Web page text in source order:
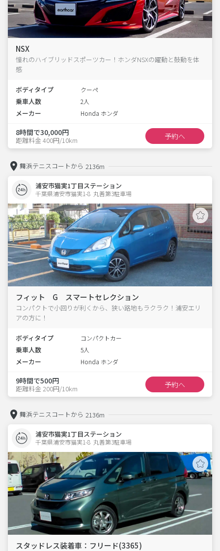
NSX
憧れのハイブリッドスポーツカー！ホンダNSXの躍動と鼓動を体
感
ボディタイプ クーペ
乗車人数 2人
メーカー Honda ホンダ
8時間で30,000円
距離料金 400円/10km 予約へ
舞浜テニスコートから 2136m
浦安市猫実1丁目ステーション
千葉県浦安市猫実1-8  丸善第3駐車場
フィット G スマートセレクション
コンパクトで小回りが利くから、狭い路地もラクラク！浦安エリ
アの方に！
ボディタイプ コンパクトカー
乗車人数 5人
メーカー Honda ホンダ
9時間で500円
距離料金 200円/10km 予約へ
舞浜テニスコートから 2136m
浦安市猫実1丁目ステーション
千葉県浦安市猫実1-8  丸善第3駐車場
スタッドレス装着車：フリード(3365)